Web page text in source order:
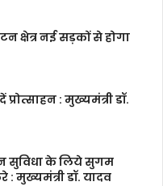
क्षेत्र नई सड़कों से होगा
: मुख्यमंत्री डॉ.
सुविधा के लिये सुगम
: मुख्यमंत्री डॉ. यादव